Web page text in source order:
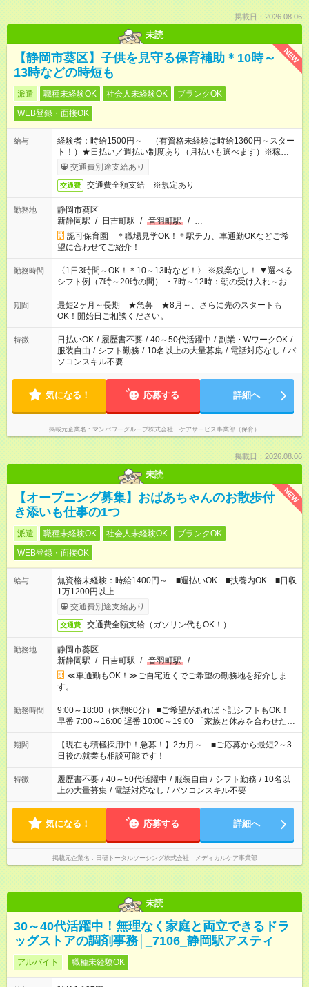
掲載日：2026.08.06
未読
NEW
【静岡市葵区】子供を見守る保育補助＊10時～
13時などの時短も
派遣 職種未経験OK 社会人未経験OK
ブランクOK
WEB登録・面接OK
給与
経験者：時給1500円～ （有資格未経験は時給1360円～スター
ト！）★日払い／週払い制度あり（月払いも選べます）※稼働開
始時は手続き完了次第のお支払いとなります★フルタイムできる
方は100円アップ！
交通費別途支給あり
交通費 交通費全額支給 ※規定あり
勤務地
静岡市葵区
新静岡駅 / 日吉町駅 / 音羽町駅 / …
認可保育園 ＊職場見学OK！＊駅チカ、車通勤OKなどご希
望に合わせてご紹介！
勤務時間
〈1日3時間～OK！＊10～13時など！〉 ※残業なし！ ▼選べる
シフト例（7時～20時の間） ・7時～12時：朝の受け入れ～お昼
の準備 ・10時～13時：園児の見守り～お昼の補助 ・9時～16
時：帰りの会まで！子供の成長を見守る ・15時～20時：夜のお
迎えサポート
期間
最短2ヶ月～長期 ★急募 ★8月～、さらに先のスタートも
OK！開始日ご相談ください。
特徴 日払いOK / 履歴書不要 / 40～50代活躍中 / 副業・WワークOK /
服装自由 / シフト勤務 / 10名以上の大量募集 / 電話対応なし / パ
ソコンスキル不要
気になる！ 応募する 詳細へ
掲載元企業名 マンパワーグループ株式会社 ケアサービス事業部（保育）
掲載日：2026.08.06
未読
NEW
【オープニング募集】おばあちゃんのお散歩付
き添いも仕事の1つ
派遣 職種未経験OK 社会人未経験OK
ブランクOK
WEB登録・面接OK
給与
無資格未経験：時給1400円～ ■週払いOK ■扶養内OK ■日収
1万1200円以上
交通費別途支給あり
交通費 交通費全額支給（ガソリン代もOK！）
勤務地
静岡市葵区
新静岡駅 / 日吉町駅 / 音羽町駅 / …
≪車通勤もOK！≫ご自宅近くでご希望の勤務地を紹介しま
す。
勤務時間
9:00～18:00（休憩60分） ■ご希望があれば下記シフトもOK！
早番 7:00～16:00 遅番 10:00～19:00 「家族と休みを合わせた
い」 「余裕を持って夕飯の準備がしたい」 「できれば残業はし
たくない」 など、ご希望を教えてくださいね。 ※Wワーク希望
の方へ 今ご覧のお仕事で希望する勤務時間と、もう1つのお仕事
の勤務時間。 合計で週40時間を超える場合は応募できません。
期間
【現在も積極採用中！急募！】2カ月～ ■ご応募から最短2～3
日後の就業も相談可能です！
特徴 履歴書不要 / 40～50代活躍中 / 服装自由 / シフト勤務 / 10名以
上の大量募集 / 電話対応なし / パソコンスキル不要
気になる！ 応募する 詳細へ
掲載元企業名 日研トータルソーシング株式会社 メディカルケア事業部
未読
30～40代活躍中！無理なく家庭と両立できるドラ
ッグストアの調剤事務│_7106_静岡駅アスティ
アルバイト 職種未経験OK